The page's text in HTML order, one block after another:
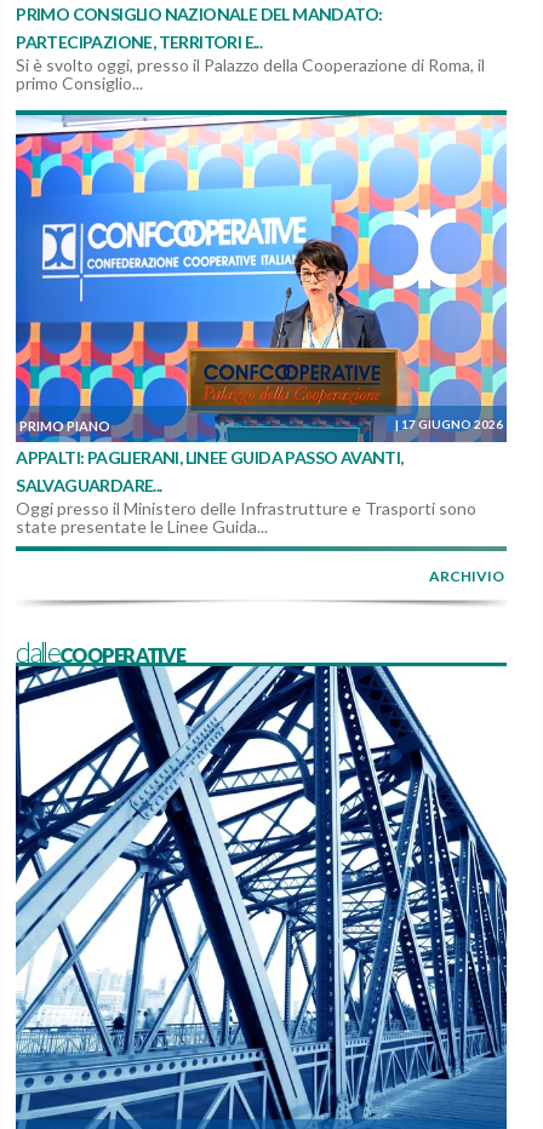
PRIMO CONSIGLIO NAZIONALE DEL MANDATO:
PARTECIPAZIONE, TERRITORI E...
Si è svolto oggi, presso il Palazzo della Cooperazione di Roma, il
primo Consiglio...
PRIMO PIANO | 17 GIUGNO 2026
APPALTI: PAGLIERANI, LINEE GUIDA PASSO AVANTI,
SALVAGUARDARE...
Oggi presso il Ministero delle Infrastrutture e Trasporti sono
state presentate le Linee Guida...
ARCHIVIO
dalleCOOPERATIVE